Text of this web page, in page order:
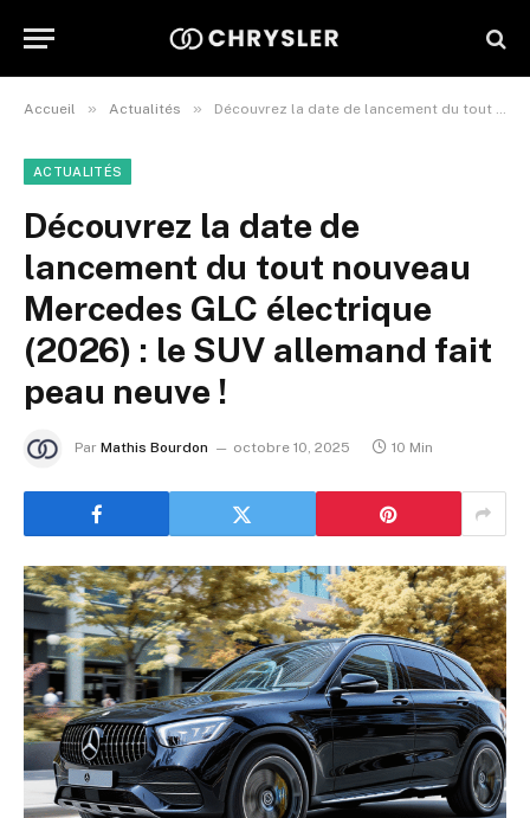
Accueil » Actualités » Découvrez la date de lancement du tout nouveau Mercedes GLC électrique (2026) : le SUV allemand fait peau neuve !
ACTUALITÉS
Découvrez la date de
lancement du tout nouveau
Mercedes GLC électrique
(2026) : le SUV allemand fait
peau neuve !
Par Mathis Bourdon octobre 10, 2025 10 Min